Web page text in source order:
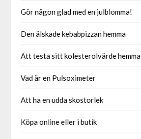
Gör någon glad med en julblomma!
Den älskade kebabpizzan hemma
Att testa sitt kolesterolvärde hemma
Vad är en Pulsoximeter
Att ha en udda skostorlek
Köpa online eller i butik